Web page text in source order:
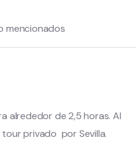
mencionados
alrededor de 2,5 horas. Al
privado por Sevilla.